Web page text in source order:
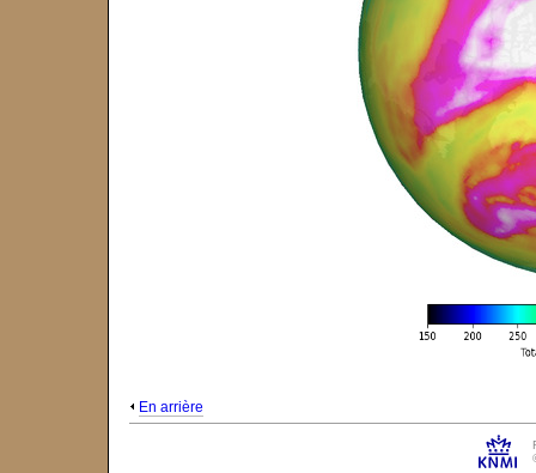
En arrière